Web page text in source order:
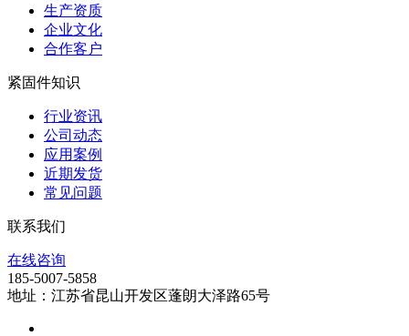
生产资质
企业文化
合作客户
紧固件知识
行业资讯
公司动态
应用案例
近期发货
常见问题
联系我们
在线咨询
185-5007-5858
地址：江苏省昆山开发区蓬朗大泽路65号